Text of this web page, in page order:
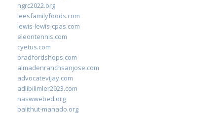
ngrc2022.org
leesfamilyfoods.com
lewis-lewis-cpas.com
eleontennis.com
cyetus.com
bradfordshops.com
almadenranchsanjose.com
advocatevijay.com
adlibilimler2023.com
naswwebed.org
balithut-manado.org